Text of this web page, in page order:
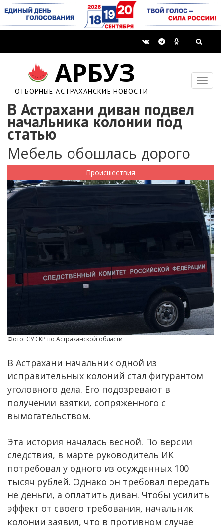
АРБУЗ
ОТБОРНЫЕ АСТРАХАНСКИЕ НОВОСТИ
В Астрахани диван подвел
начальника колонии под
статью
Мебель обошлась дорого
Происшествия
Фото: СУ СКР по Астраханской области
В Астрахани начальник одной из
исправительных колоний стал фигурантом
уголовного дела. Его подозревают в
получении взятки, сопряженного с
вымогательством.
Эта история началась весной. По версии
следствия, в марте руководитель ИК
потребовал у одного из осужденных 100
тысяч рублей. Однако он требовал передать
не деньги, а оплатить диван. Чтобы усилить
эффект от своего требования, начальник
колонии заявил, что в противном случае